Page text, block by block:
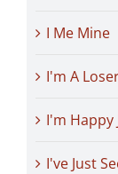
I Me Mine
I'm A
I'm Happy
I've Just